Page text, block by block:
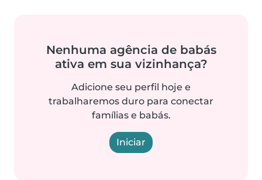
Nenhuma agência de babás
ativa em sua vizinhança?
Adicione seu perfil hoje e
trabalharemos duro para conectar
famílias e babás.
Iniciar